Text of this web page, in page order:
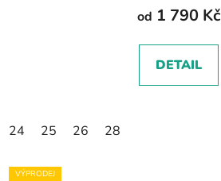
od 1 790 Kč
DETAIL
24 25 26 28
VÝPRODEJ